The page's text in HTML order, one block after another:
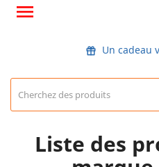

Un
Liste des